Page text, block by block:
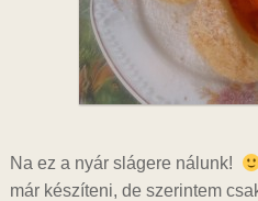
Na ez a nyár slágere nálunk!
már készíteni, de szerintem